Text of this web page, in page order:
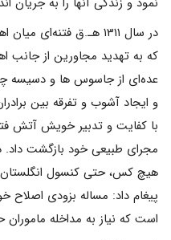
در سال ۱۳۱۱ هـ.ق
که به تهدید مجاورین از جانب
عده‌ای از جاسوس ها و دسیسه
و ایجاد آشوب و تفرقه بین
با کفایت و تدبیر خویش آتش
مجرای طبیعی خود بازگشت داد.
هیچ کس، حتی کنسول انگلستان
پیغام داد: مساله بزودی اصلاح
است که نیاز به مداخله